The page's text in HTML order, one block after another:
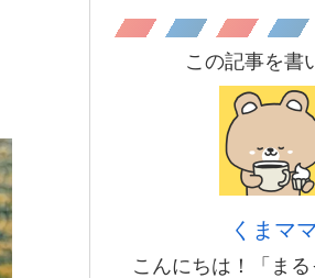
この記事を書
くまママ
こんにちは！「ま